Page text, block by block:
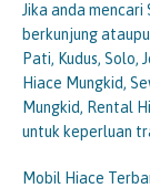
Jika anda mencari
berkunjung
Pati, Kudus, Solo,
Hiace Mungkid,
Mungkid, Rental
untuk keperluan
Mobil Hiace